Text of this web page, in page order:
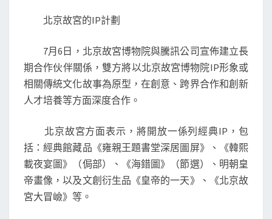
北京故宮的IP計劃
7月6日，北京故宮博物院與騰訊公司宣佈建立長
期合作伙伴關係，雙方將以北京故宮博物院IP形象或
相關傳統文化故事為原型，在創意、跨界合作和創新
人才培養等方面深度合作。
北京故宮方面表示，將開放一係列經典IP，包
括：經典館藏品《雍親王題書堂深居圖屏》、《韓熙
載夜宴圖》（侷部）、《海錯圖》（節選）、明朝皇
帝畫像，以及文創衍生品《皇帝的一天》、《北京故
宮大冒嶮》等。